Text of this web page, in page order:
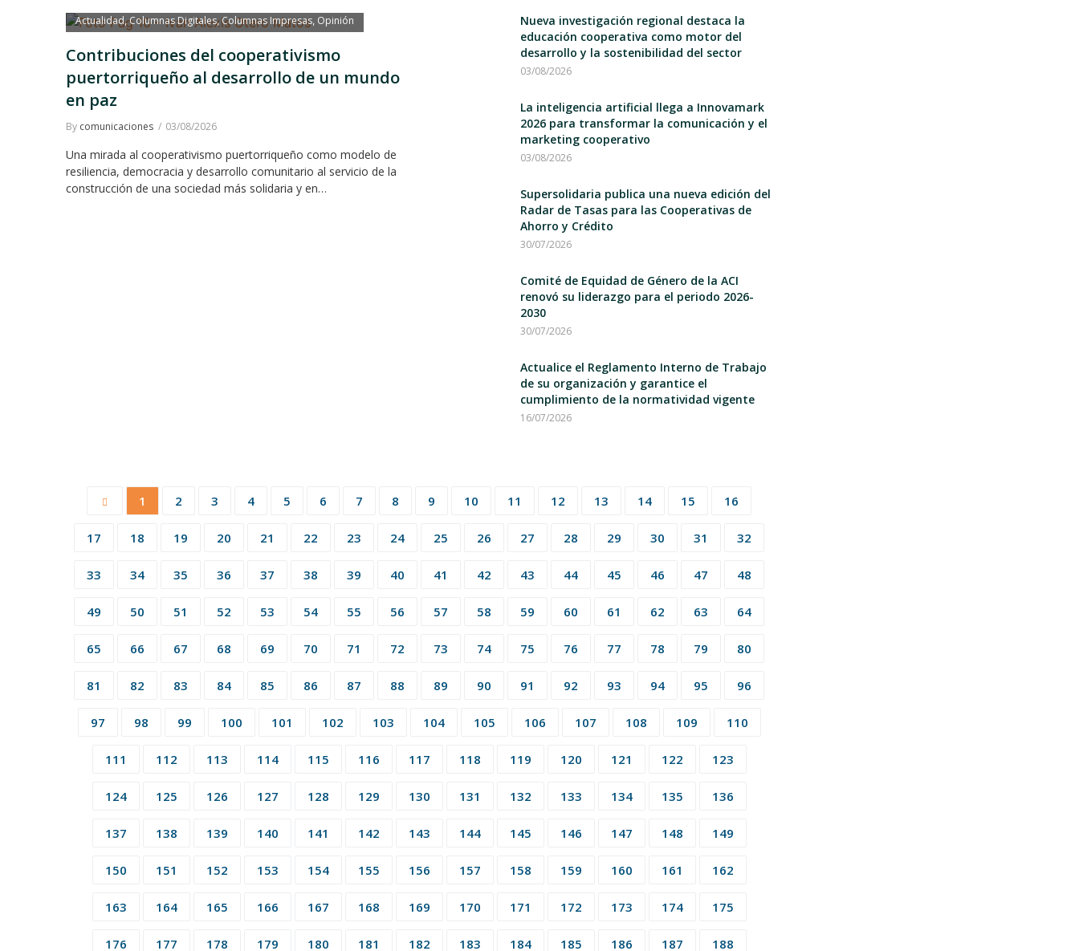
Actualidad,Columnas Digitales,Columnas Impresas Opinión
Contribuciones del cooperativismo
puertorriqueño al desarrollo de un mundo
en paz
By comunicaciones 03/08/2026
Una mirada al cooperativismo puertorriqueño como modelo de
resiliencia, democracia y desarrollo comunitario al servicio de la
construcción de una sociedad más solidaria y en…
Nueva investigación regional destaca la
educación cooperativa como motor del
desarrollo y la sostenibilidad del sector
03/08/2026
La inteligencia artificial llega a Innovamark
2026 para transformar la comunicación y el
marketing cooperativo
03/08/2026
Supersolidaria publica una nueva edición del
Radar de Tasas para las Cooperativas de
Ahorro y Crédito
30/07/2026
Comité de Equidad de Género de la ACI
renovó su liderazgo para el periodo 2026-
2030
30/07/2026
Actualice el Reglamento Interno de Trabajo
de su organización y garantice el
cumplimiento de la normatividad vigente
16/07/2026
1 2 3 4 5 6 7 8 9 10 11 12 13 14 15 16
17 18 19 20 21 22 23 24 25 26 27 28 29 30 31 32
33 34 35 36 37 38 39 40 41 42 43 44 45 46 47 48
49 50 51 52 53 54 55 56 57 58 59 60 61 62 63 64
65 66 67 68 69 70 71 72 73 74 75 76 77 78 79 80
81 82 83 84 85 86 87 88 89 90 91 92 93 94 95 96
97 98 99 100 101 102 103 104 105 106 107 108 109 110
111 112 113 114 115 116 117 118 119 120 121 122 123
124 125 126 127 128 129 130 131 132 133 134 135 136
137 138 139 140 141 142 143 144 145 146 147 148 149
150 151 152 153 154 155 156 157 158 159 160 161 162
163 164 165 166 167 168 169 170 171 172 173 174 175
176 177 178 179 180 181 182 183 184 185 186 187 188